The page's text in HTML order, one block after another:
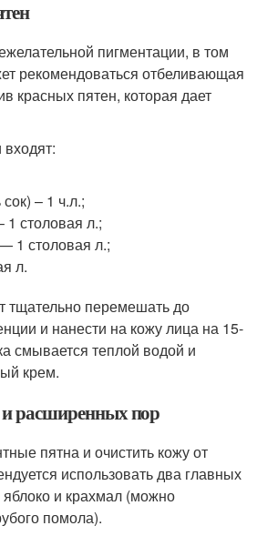
пигментации, в том
рекомендоваться отбеливающая
красных пятен, которая дает
входят:
– 1 ч.л.;
1 столовая л.;
1 столовая л.;
л.
тщательно перемешать до
и нанести на кожу лица на 15-
смывается теплой водой и
крем.
расширенных пор
пятна и очистить кожу от
использовать два главных
и крахмал (можно
помола).